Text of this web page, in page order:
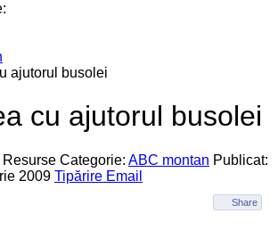
ajutorul busolei
cu ajutorul busolei
Categorie: ABC montan Publicat:
2009 Tipărire Email
Share